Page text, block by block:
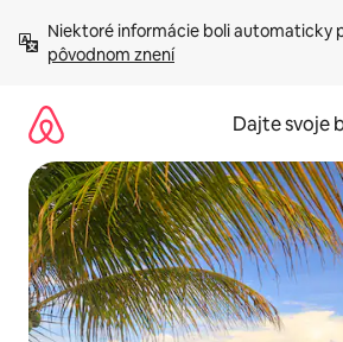
obsah.
Niektoré informácie boli automaticky
pôvodnom znení
Dajte svoje